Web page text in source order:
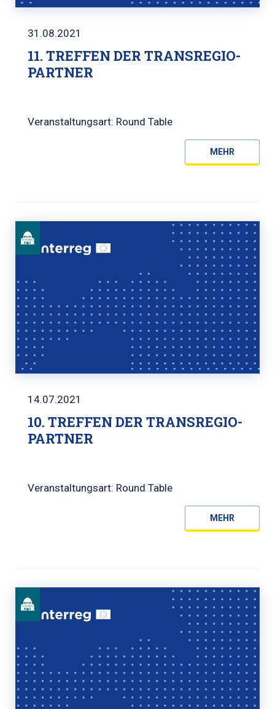
31.08.2021
11. TREFFEN DER TRANSREGIO-
PARTNER
Veranstaltungsart: Round Table
MEHR
14.07.2021
10. TREFFEN DER TRANSREGIO-
PARTNER
Veranstaltungsart: Round Table
MEHR